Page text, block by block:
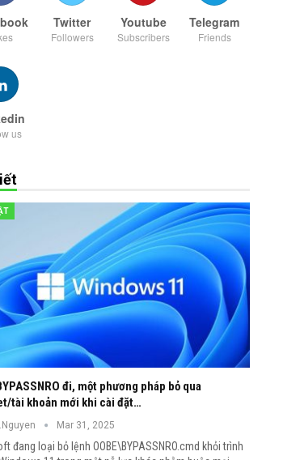
Twitter
Followers
Youtube
Subscribers
Telegram
Friends
us
đi, một phương pháp bỏ qua
tài khoản mới khi cài đặt…
Mar 31, 2025
đang loại bỏ lệnh OOBE\BYPASSNRO.cmd khỏi trình